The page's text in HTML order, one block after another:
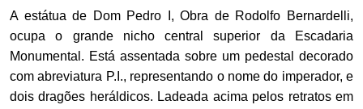
A estátua de Dom Pedro I, Obra de Rodolfo Bernardelli,
ocupa o grande nicho central superior da Escadaria
Monumental. Está assentada sobre um pedestal decorado
com abreviatura P.I., representando o nome do imperador, e
dois dragões heráldicos. Ladeada acima pelos retratos em